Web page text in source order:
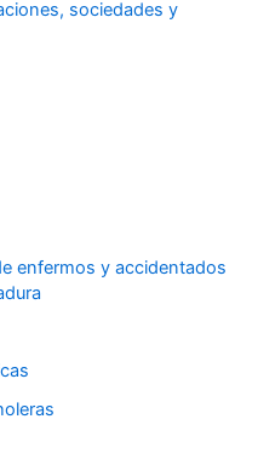
sociedades y
enfermos y accidentados